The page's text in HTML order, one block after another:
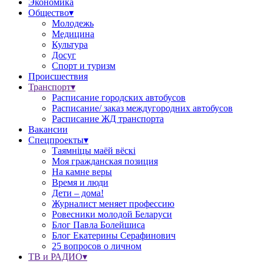
Экономика
Общество▾
Молодежь
Медицина
Культура
Досуг
Спорт и туризм
Происшествия
Транспорт▾
Расписание городских автобусов
Расписание/ заказ междугородних автобусов
Расписание ЖД транспорта
Вакансии
Спецпроекты▾
Таямніцы маёй вёскі
Моя гражданская позиция
На камне веры
Время и люди
Дети – дома!
Журналист меняет профессию
Ровесники молодой Беларуси
Блог Павла Болейшиса
Блог Екатерины Серафинович
25 вопросов о личном
ТВ и РАДИО▾